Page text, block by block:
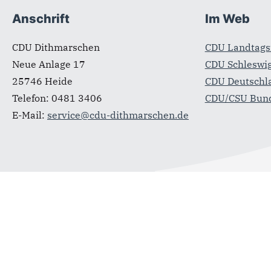
Fußbereich
Anschrift
CDU Dithmarschen
Neue Anlage 17
25746 Heide
Telefon: 0481 3406
E-Mail: service@cdu-dithmarschen.de
Im Web
CDU
CDU
CDU
CDU/CSU